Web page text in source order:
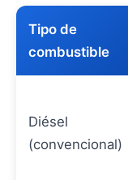
Tipo de
combustible
Diésel
(convencional)